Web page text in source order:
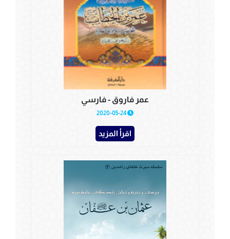
عمر فاروق - فارسي
2020-05-24
اقرأ المزيد